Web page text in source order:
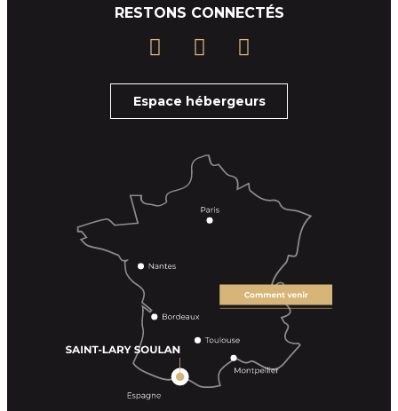
RESTONS CONNECTÉS
Espace hébergeurs